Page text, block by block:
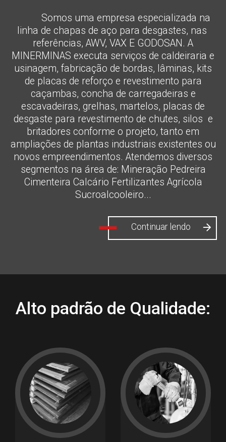
referências, AWV, VAX E GODOSAN. A
MINERMINAS executa serviços de caldeiraria e
usinagem, fabricação de bordas, lâminas, kits
de placas de reforço e revestimento para
caçambas, concha de carregadeiras e
escavadeiras, grelhas, martelos, placas de
desgaste para revestimento de chutes, silos e
britadores conforme o projeto, tanto em
ampliações de plantas industriais existentes ou
novos empreendimentos. Atendemos diversos
segmentos na área de: Mineração Pedreira
Cimenteira Calcário Fertilizantes Agrícola
Sucroalcooleiro...
Mais
Menos